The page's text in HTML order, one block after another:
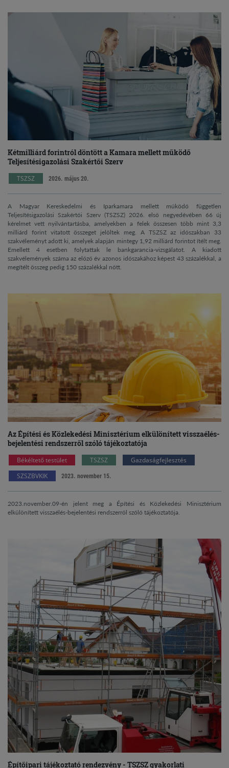
Kétmilliárd forintról döntött a Kamara mellett működő
Teljesítésigazolási Szakértői Szerv
TSZSZ 2026. május 20.
A Magyar Kereskedelmi és Iparkamara mellett működő független
Teljesítésigazolási Szakértői Szerv (TSZSZ) 2026. első negyedévében 66 új
kérelmet vett nyilvántartásba, amelyekben a felek összesen több mint 3,3
milliárd forint vitatott összeget jelöltek meg. A TSZSZ az időszakban 33
szakvéleményt adott ki, amelyek alapján mintegy 1,92 milliárd forintot ítélt meg.
Emellett 4 esetben folytattak le bankgarancia-vizsgálatot. A kiadott
szakvélemények száma az előző év azonos időszakához képest 43 százalékkal, a
megítélt összeg pedig 150 százalékkal nőtt.
Az Építési és Közlekedési Minisztérium elkülönített visszaélés-
bejelentési rendszerről szóló tájékoztatója
Békéltető testület TSZSZ
Gazdaságfejlesztés
SZSZBVKIK
2023. november 15.
2023.november.09-én jelent meg a Építési és Közlekedési Minisztérium
elkülönített visszaélés-bejelentési rendszerről szóló tájékoztatója.
Építőipari tájékoztató rendezvény - TSZSZ gyakorlati